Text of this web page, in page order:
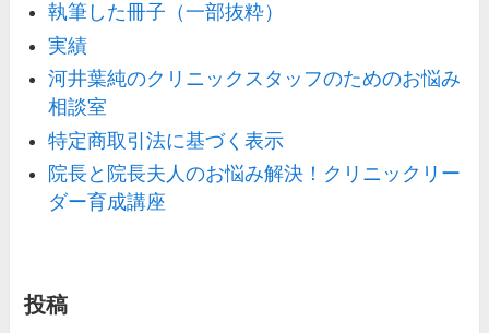
執筆した冊子（一部抜粋）
実績
河井葉純のクリニックスタッフのためのお悩み
相談室
特定商取引法に基づく表示
院長と院長夫人のお悩み解決！クリニックリー
ダー育成講座
投稿